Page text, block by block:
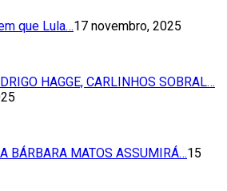
que Lula…17 novembro, 2025
HAGGE, CARLINHOS SOBRAL…
BÁRBARA MATOS ASSUMIRÁ…15